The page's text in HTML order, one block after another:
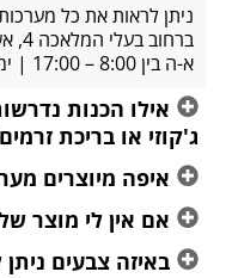
ניתן לראות את כל
א-ה בין 8:00 – 17:00 | ימי שישי 8:00 – 12:00
אילו הכנות
ג'קוזי או בריכת
איפה מיוצרים
אם אין לי מוצר
באיזה צבעים